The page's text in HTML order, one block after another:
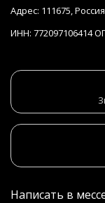
Адрес: 111675,
ИНН: 772097106414
Написать в